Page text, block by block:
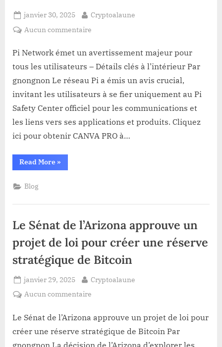
Posted
on
janvier 30, 2025 By
Cryptoalaune
Aucun commentaire
Network
émet
avertissement
majeur
pour
tous
les
Pi Network émet un avertissement majeur pour
tous les utilisateurs – Détails clés à l’intérieur Par
gnongnon Le réseau Pi a émis un avis crucial,
invitant les utilisateurs à se fier uniquement au Pi
Safety Center officiel pour les communications et
les liens vers ses applications et produits. Cliquez
ici pour obtenir CANVA PRO à…
Read More“Pi
Network
pour
utilisateurs
–
Détails
clés
l’intérieur”
»
Blog
Le Sénat de l’Arizona approuve un
projet de loi pour créer une réserve
stratégique de Bitcoin
Posted
on
janvier 29, 2025 By
Cryptoalaune
Aucun commentaire
Sénat
de
Le Sénat de l’Arizona approuve un projet de loi pour
créer une réserve stratégique de Bitcoin Par
gnongnon La décision de l’Arizona d’explorer les